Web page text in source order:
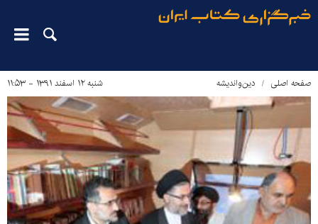
صفحه اصلی دین‌واندیشه شنبه ۱۲ اسفند ۱۳۹۱ - ۱۱:۵۳